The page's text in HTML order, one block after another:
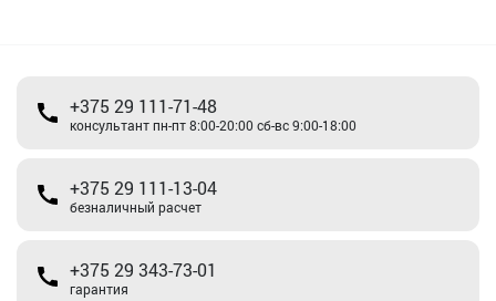
+375 29 111-71-48
консультант пн-пт 8:00-20:00 сб-вс 9:00-18:00
+375 29 111-13-04
безналичный расчет
+375 29 343-73-01
гарантия